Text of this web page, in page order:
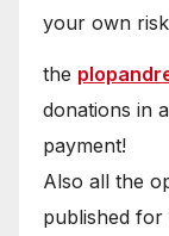
your own
the
donations in
payment!
Also all the
published